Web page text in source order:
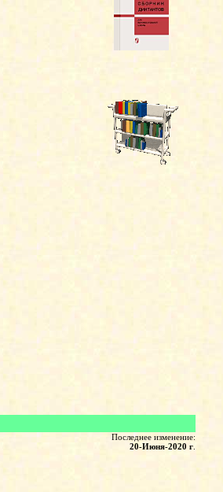
Последнее изменение:
20-Июня-2020 г